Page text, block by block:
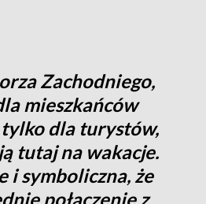
Zachodniego,
mieszkańców
tylko dla turystów,
tutaj na wakacje.
i symboliczna, że
połączenie z